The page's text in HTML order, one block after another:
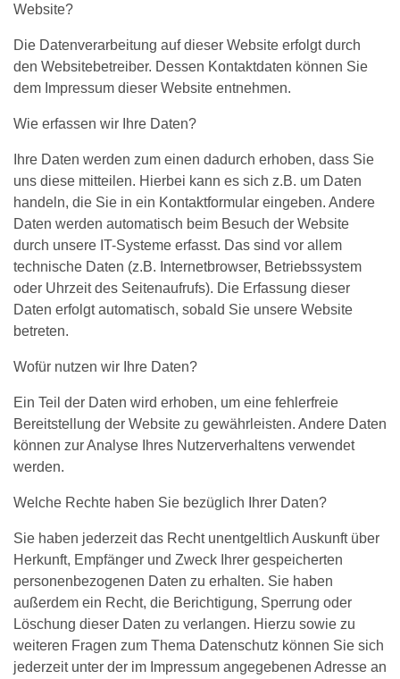
Website?
Die Datenverarbeitung auf dieser Website erfolgt durch
den Websitebetreiber. Dessen Kontaktdaten können Sie
dem Impressum dieser Website entnehmen.
Wie erfassen wir Ihre Daten?
Ihre Daten werden zum einen dadurch erhoben, dass Sie
uns diese mitteilen. Hierbei kann es sich z.B. um Daten
handeln, die Sie in ein Kontaktformular eingeben. Andere
Daten werden automatisch beim Besuch der Website
durch unsere IT-Systeme erfasst. Das sind vor allem
technische Daten (z.B. Internetbrowser, Betriebssystem
oder Uhrzeit des Seitenaufrufs). Die Erfassung dieser
Daten erfolgt automatisch, sobald Sie unsere Website
betreten.
Wofür nutzen wir Ihre Daten?
Ein Teil der Daten wird erhoben, um eine fehlerfreie
Bereitstellung der Website zu gewährleisten. Andere Daten
können zur Analyse Ihres Nutzerverhaltens verwendet
werden.
Welche Rechte haben Sie bezüglich Ihrer Daten?
Sie haben jederzeit das Recht unentgeltlich Auskunft über
Herkunft, Empfänger und Zweck Ihrer gespeicherten
personenbezogenen Daten zu erhalten. Sie haben
außerdem ein Recht, die Berichtigung, Sperrung oder
Löschung dieser Daten zu verlangen. Hierzu sowie zu
weiteren Fragen zum Thema Datenschutz können Sie sich
jederzeit unter der im Impressum angegebenen Adresse an